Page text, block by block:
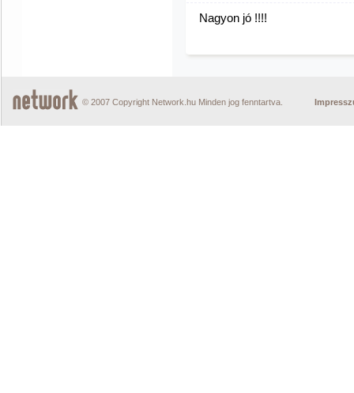
Nagyon jó !!!!
© 2007 Copyright Network.hu Minden jog fenntartva.